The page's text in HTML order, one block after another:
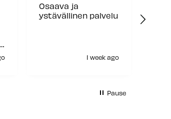
Hyvä ja nopea
toiminta
Helsinki, FI, 1 week ago
Pause